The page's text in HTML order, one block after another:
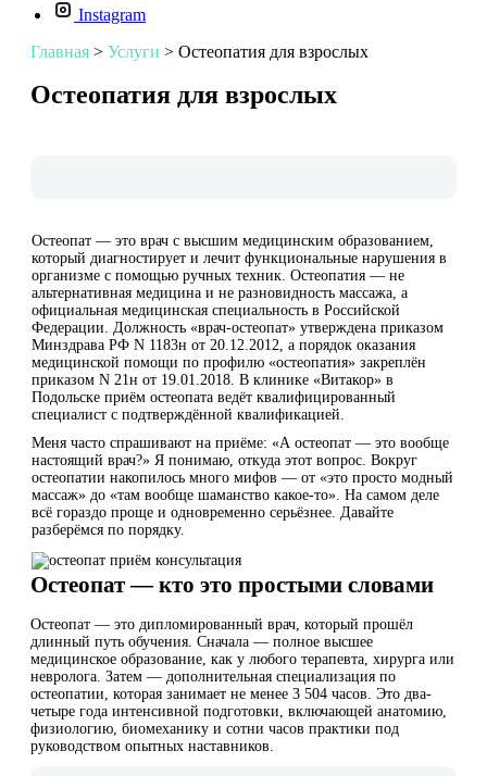
Instagram
Главная > Услуги > Остеопатия для взрослых
Остеопатия для взрослых
Остеопат — это врач с высшим медицинским образованием,
который диагностирует и лечит функциональные нарушения в
организме с помощью ручных техник. Остеопатия — не
альтернативная медицина и не разновидность массажа, а
официальная медицинская специальность в Российской
Федерации. Должность «врач-остеопат» утверждена приказом
Минздрава РФ N 1183н от 20.12.2012, а порядок оказания
медицинской помощи по профилю «остеопатия» закреплён
приказом N 21н от 19.01.2018. В клинике «Витакор» в
Подольске приём остеопата ведёт квалифицированный
специалист с подтверждённой квалификацией.
Меня часто спрашивают на приёме: «А остеопат — это вообще
настоящий врач?» Я понимаю, откуда этот вопрос. Вокруг
остеопатии накопилось много мифов — от «это просто модный
массаж» до «там вообще шаманство какое-то». На самом деле
всё гораздо проще и одновременно серьёзнее. Давайте
разберёмся по порядку.
Остеопат — кто это простыми словами
Остеопат — это дипломированный врач, который прошёл
длинный путь обучения. Сначала — полное высшее
медицинское образование, как у любого терапевта, хирурга или
невролога. Затем — дополнительная специализация по
остеопатии, которая занимает не менее 3 504 часов. Это два-
четыре года интенсивной подготовки, включающей анатомию,
физиологию, биомеханику и сотни часов практики под
руководством опытных наставников.